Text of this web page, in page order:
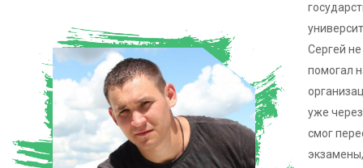
Сергей
помогал
уже
смог